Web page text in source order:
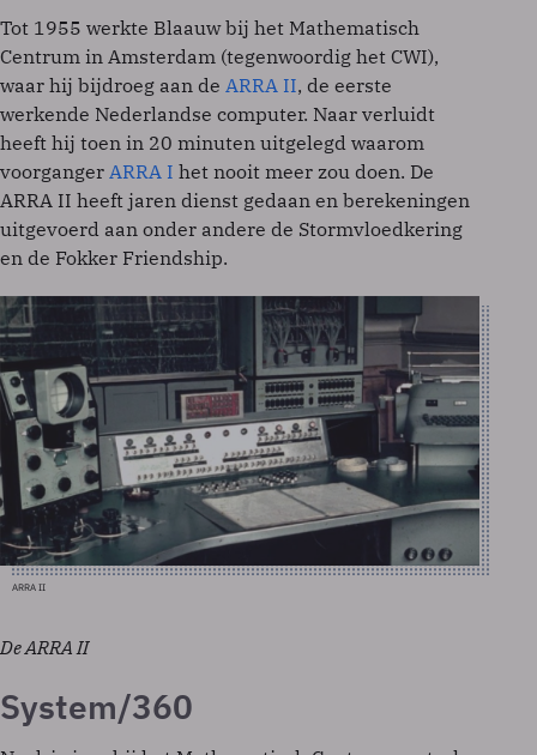
Tot 1955 werkte Blaauw bij het Mathematisch
Centrum in Amsterdam (tegenwoordig het CWI),
waar hij bijdroeg aan de ARRA II, de eerste
werkende Nederlandse computer. Naar verluidt
heeft hij toen in 20 minuten uitgelegd waarom
voorganger ARRA I het nooit meer zou doen. De
ARRA II heeft jaren dienst gedaan en berekeningen
uitgevoerd aan onder andere de Stormvloedkering
en de Fokker Friendship.
ARRA II
De ARRA II
System/360